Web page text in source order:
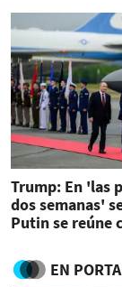
Trump: En 'las
dos semanas'
Putin se reúne
EN